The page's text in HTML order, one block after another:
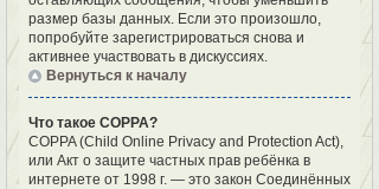
размер базы данных. Если это произошло,
попробуйте зарегистрироваться снова и
активнее участвовать в дискуссиях.
Вернуться к началу
Что такое COPPA?
COPPA (Child Online Privacy and Protection Act),
или Акт о защите частных прав ребёнка в
интернете от 1998 г. — это закон Соединённых